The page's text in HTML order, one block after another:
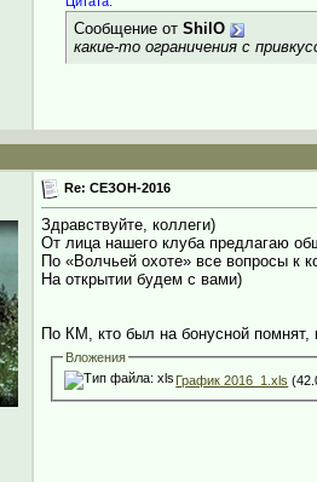
Сообщение от ShilO
какие-то ограничения с
Re: СЕЗОН-2016
Здравствуйте, коллеги)
От лица нашего клуба предлагаю
По «Волчьей охоте» все вопросы к
На открытии будем с вами)
По КМ, кто был на бонусной помнят,
Вложения
График 2016_1.xls